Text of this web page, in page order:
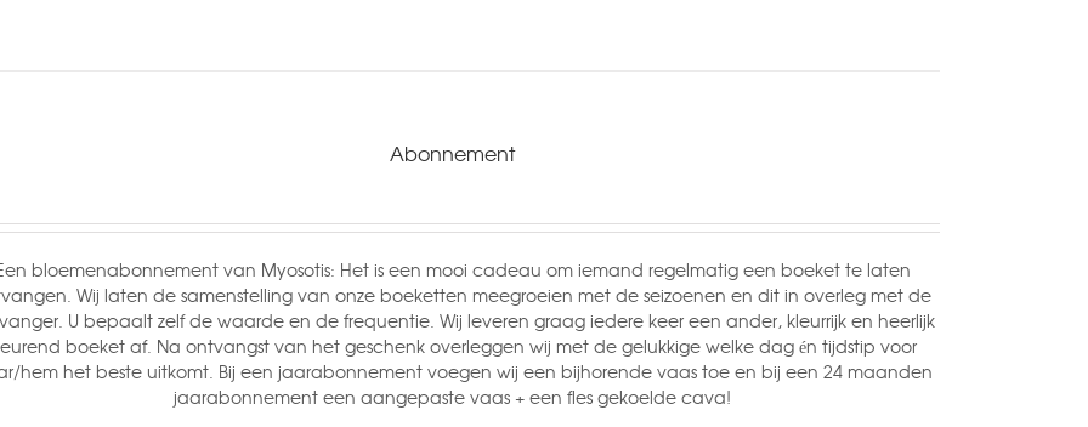
Abonnement
bloemenabonnement van Myosotis: Het is een mooi cadeau om iemand regelmatig een boeket te laten
Wij laten de samenstelling van onze boeketten meegroeien met de seizoenen en dit in overleg met de
U bepaalt zelf de waarde en de frequentie. Wij leveren graag iedere keer een ander, kleurrijk en heerlijk
boeket af. Na ontvangst van het geschenk overleggen wij met de gelukkige welke dag én tijdstip voor
hem het beste uitkomt. Bij een jaarabonnement voegen wij een bijhorende vaas toe en bij een 24 maanden
jaarabonnement een aangepaste vaas + een fles gekoelde cava!